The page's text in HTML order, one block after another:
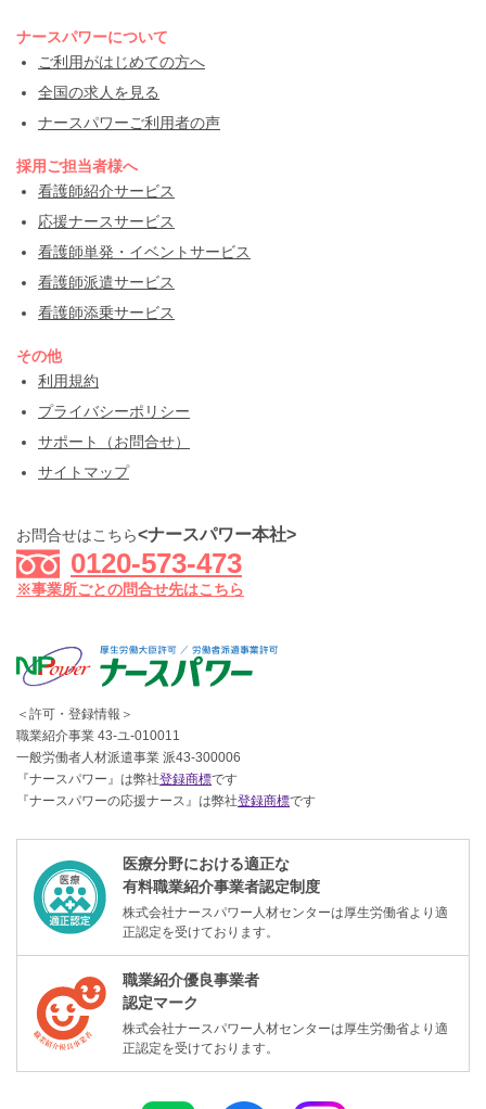
ナースパワーについて
ご利用がはじめての方へ
全国の求人を見る
ナースパワーご利用者の声
採用ご担当者様へ
看護師紹介サービス
応援ナースサービス
看護師単発・イベントサービス
看護師派遣サービス
看護師添乗サービス
その他
利用規約
プライバシーポリシー
サポート（お問合せ）
サイトマップ
お問合せはこちら<ナースパワー本社>
0120-573-473
※事業所ごとの問合せ先はこちら
＜許可・登録情報＞
職業紹介事業 43-ユ-010011
一般労働者人材派遣事業 派43-300006
『ナースパワー』は弊社登録商標です
『ナースパワーの応援ナース』は弊社登録商標です
医療分野における適正な
有料職業紹介事業者認定制度
株式会社ナースパワー人材センターは厚生労働省より適
正認定を受けております。
職業紹介優良事業者
認定マーク
株式会社ナースパワー人材センターは厚生労働省より適
正認定を受けております。